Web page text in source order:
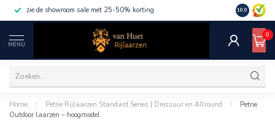
zie de showroom sale met 25-50% korting 10.0
MENU
0
Home / Petrie Rijlaarzen Standard Series | Dressuur en Allround /
Petrie
Outdoor laarzen – hoogmodel